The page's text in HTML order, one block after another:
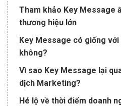
Tham khảo Key Message
thương hiệu lớn
Key Message có giống
không?
Vì sao Key Message lại
dịch Marketing?
Hé lộ về thời điểm doanh